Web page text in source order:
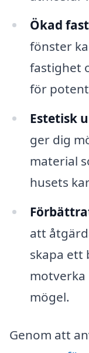
Ökad
fönster
fastighet
för
Estetisk
ger dig
material
husets
att
skapa ett
motverka
mögel.
Genom att